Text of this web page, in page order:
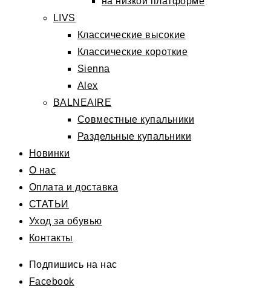
LIVS
Классические высокие
Классические короткие
Sienna
Alex
BALNEAIRE
Совместные купальники
Раздельные купальники
Новинки
О нас
Оплата и доставка
СТАТЬИ
Уход за обувью
Контакты
Подпишись на нас
Facebook